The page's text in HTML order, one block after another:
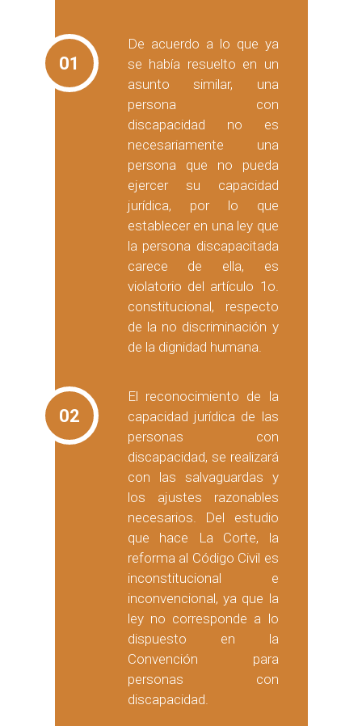
01
De acuerdo a lo que ya
se había resuelto en un
asunto similar, una
persona con
discapacidad no es
necesariamente una
persona que no pueda
ejercer su capacidad
jurídica, por lo que
establecer en una ley que
la persona discapacitada
carece de ella, es
violatorio del artículo 1o.
constitucional, respecto
de la no discriminación y
de la dignidad humana.
02
El reconocimiento de la
capacidad jurídica de las
personas con
discapacidad, se realizará
con las salvaguardas y
los ajustes razonables
necesarios. Del estudio
que hace La Corte, la
reforma al Código Civil es
inconstitucional e
inconvencional, ya que la
ley no corresponde a lo
dispuesto en la
Convención para
personas con
discapacidad.